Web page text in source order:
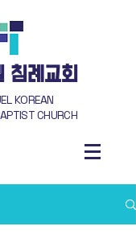
침례교회
KOREAN
CHURCH